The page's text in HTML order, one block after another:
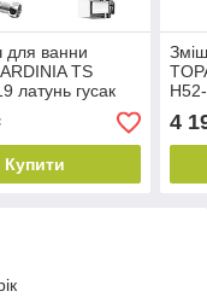
для ванни
TS
латунь гусак
Купити
4